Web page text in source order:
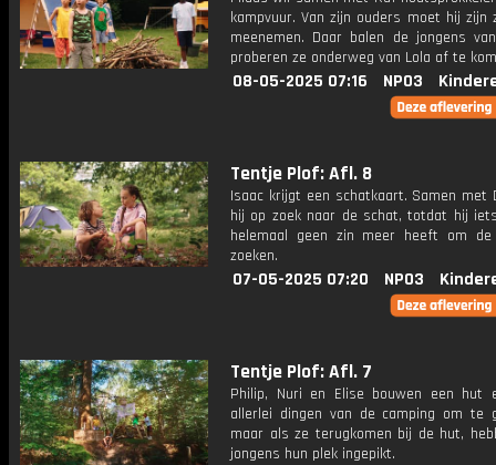
kampvuur. Van zijn ouders moet hij zijn
meenemen. Daar balen de jongens
proberen ze onderweg van Lola af te
08-05-2025 07:16 NPO3
Tentje Plof: Afl. 8
Isaac krijgt een schatkaart. Samen met
hij op zoek naar de schat, totdat hij
helemaal geen zin meer heeft om
zoeken.
07-05-2025 07:20 NPO3
Tentje Plof: Afl. 7
Philip, Nuri en Elise bouwen een hut
allerlei dingen van de camping om te
maar als ze terugkomen bij de hut,
jongens hun plek ingepikt.